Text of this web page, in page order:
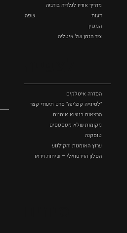
מדריך אודיו לגלריה בורגזה
דעות
שפה
המגזין
ציר הזמן של איטליה
הסדרה איטלקים
"לסינייה קוצ'ינה" סרט תיעודי קצר
הרצאות בנושא אומנות
מקומות שלא מפספסים
טוסקנה
ערוץ האומנות והקולנוע
הסלון הוירטואלי – שיחות וידאו